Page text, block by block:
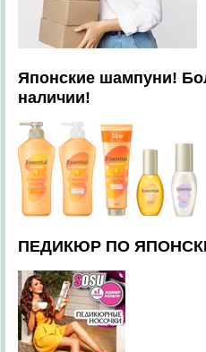
Японские шампуни!
наличии!
ПЕДИКЮР ПО